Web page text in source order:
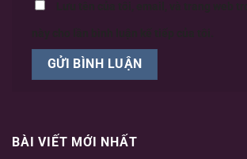
BÀI VIẾT MỚI NHẤT